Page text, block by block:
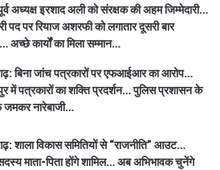
अध्यक्ष इरशाद अली को संरक्षक की अहम जिम्मेदारी…
पद पर रियाज अशरफी को लगातार दूसरी बार
अच्छे कार्यों का मिला सम्मान…
बिना जांच पत्रकारों पर एफआईआर का आरोप…
में पत्रकारों का शक्ति प्रदर्शन… पुलिस प्रशासन के
जमकर नारेबाजी…
शाला विकास समितियों से “राजनीति” आउट…
माता-पिता होंगे शामिल… अब अभिभावक चुनेंगे